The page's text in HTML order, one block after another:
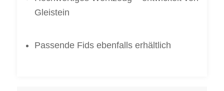
Gleistein
Passende Fids ebenfalls erhältlich